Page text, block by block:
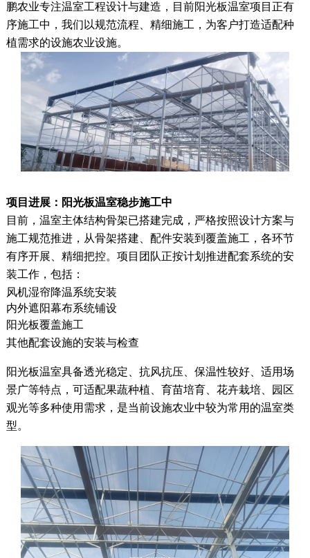
鹏农业专注温室工程设计与建造，目前阳光板温室项目正有
序施工中，我们以规范流程、精细施工，为客户打造适配种
植需求的设施农业设施。
项目进展：阳光板温室稳步施工中
目前，温室主体结构骨架已搭建完成，严格按照设计方案与
施工规范推进，从骨架搭建、配件安装到覆盖施工，各环节
有序开展、精细把控。项目团队正按计划推进配套系统的安
装工作，包括：
风机湿帘降温系统安装
内外遮阳幕布系统铺设
阳光板覆盖施工
其他配套设施的安装与检查
阳光板温室具备透光稳定、抗风抗压、保温性较好、适用场
景广等特点，可适配果蔬种植、育苗培育、花卉栽培、园区
观光等多种使用需求，是当前设施农业中较为常用的温室类
型。